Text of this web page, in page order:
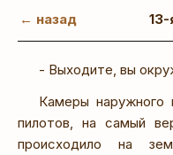
← назад
- Выходите, вы
Камеры наружного
пилотов, на самый
происходило на